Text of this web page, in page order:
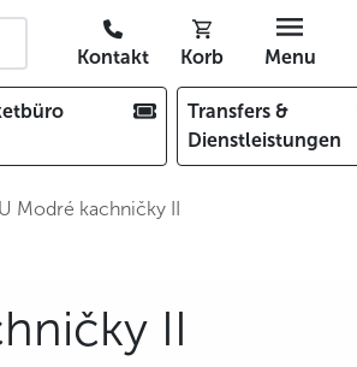
Kontakt Korb Menu
Transfers &
Dienstleistungen
U Modré kachničky II
II